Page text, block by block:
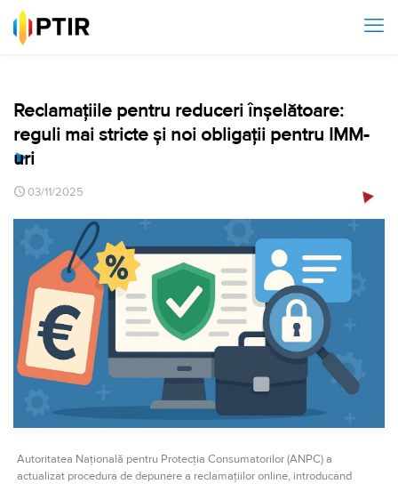
Reclamațiile pentru reduceri înșelătoare:
reguli mai stricte și noi obligații pentru IMM-
uri
03/11/2025
Autoritatea Națională pentru Protecția Consumatorilor (ANPC) a
actualizat procedura de depunere a reclamațiilor online, introducând